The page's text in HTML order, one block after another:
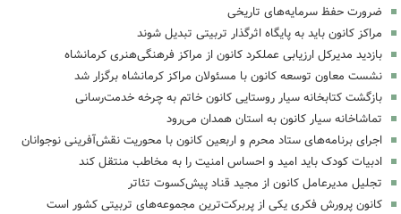
ضرورت حفظ سرمایه‌های تاریخی
مراکز کانون باید به پایگاه اثرگذار تربیتی تبدیل شوند
بازدید مدیرکل ارزیابی عملکرد کانون از مراکز فرهنگی‌هنری کرمانشاه
نشست معاون توسعه کانون با مسئولان مراکز کرمانشاه برگزار شد
بازگشت کتابخانه سیار روستایی کانون خاتم به چرخه خدمت‌رسانی
تماشاخانه سیار کانون به استان همدان می‌رود
اجرای برنامه‌های ستاد محرم و اربعین کانون با محوریت نقش‌آفرینی نوجوانان
ادبیات کودک باید امید و احساس امنیت را به مخاطب منتقل کند
تجلیل مدیرعامل کانون از مجید قناد پیش‌کسوت تئاتر
کانون پرورش فکری یکی از پربرکت‌ترین مجموعه‌های تربیتی کشور است